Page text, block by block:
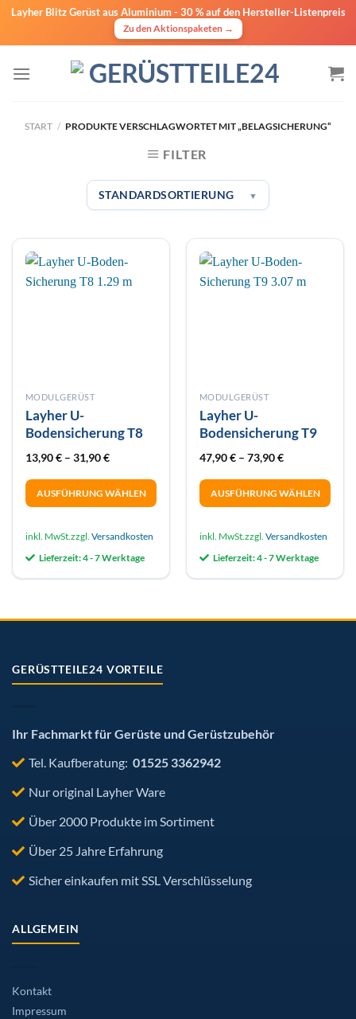
Layher Blitz Gerüst aus Aluminium - 30 % auf den Hersteller-Listenpreis
Zu den Aktionspaketen →
Inhalt
START / PRODUKTE VERSCHLAGWORTET MIT „BELAGSICHERUNG“
FILTER
STANDARDSORTIERUNG ▼
MODULGERÜST
Layher U-
Bodensicherung T8
13,90€– 31,90€
AUSFÜHRUNG WÄHLEN
Produkt
mehrere
Varianten
auf
der
werden
inkl. MwSt.zzgl. Versandkosten
Lieferzeit:4 - 7 Werktage
MODULGERÜST
Layher U-
Bodensicherung T9
47,90€– 73,90€
AUSFÜHRUNG WÄHLEN
Produkt
mehrere
Varianten
werden
inkl. MwSt.zzgl. Versandkosten
Lieferzeit:4 - 7 Werktage
GERÜSTTEILE24 VORTEILE
Ihr Fachmarkt für Gerüste und Gerüstzubehör
Tel. Kaufberatung: 01525 3362942
Nur original Layher Ware
Über 2000 Produkte im Sortiment
Über 25 Jahre Erfahrung
Sicher einkaufen mit SSL Verschlüsselung
ALLGEMEIN
Kontakt
Impressum